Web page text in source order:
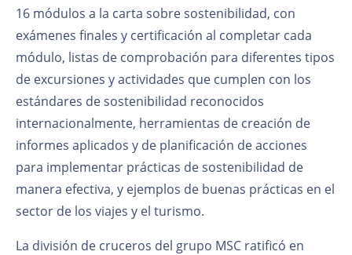
16 módulos a la carta sobre sostenibilidad, con
exámenes finales y certificación al completar cada
módulo, listas de comprobación para diferentes tipos
de excursiones y actividades que cumplen con los
estándares de sostenibilidad reconocidos
internacionalmente, herramientas de creación de
informes aplicados y de planificación de acciones
para implementar prácticas de sostenibilidad de
manera efectiva, y ejemplos de buenas prácticas en el
sector de los viajes y el turismo.
La división de cruceros del grupo MSC ratificó en